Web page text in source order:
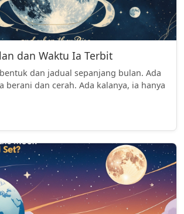
dan Waktu Ia Terbit
dan jadual sepanjang bulan. Ada
berani dan cerah. Ada kalanya, ia hanya